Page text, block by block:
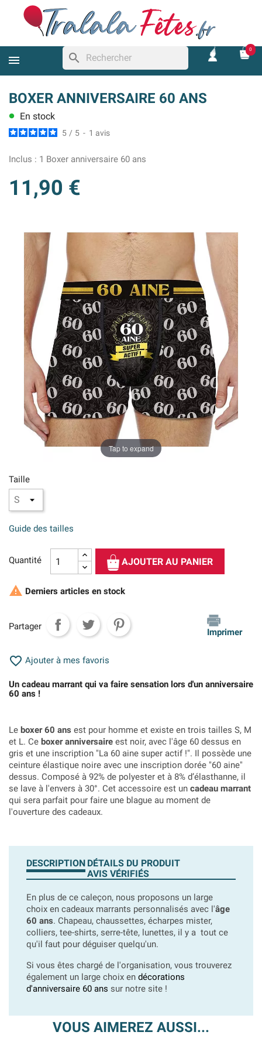
search
0
BOXER ANNIVERSAIRE 60 ANS
lens En stock
5 / 5 - 1 avis
Inclus : 1 Boxer anniversaire 60 ans
11,90 €
Tap to expand
Taille
Guide des tailles
Quantité AJOUTER AU PANIER
 Derniers articles en stock
Partager
Imprimer
 Ajouter à mes favoris
Un cadeau marrant qui va faire sensation lors d'un anniversaire
60 ans !
Le boxer 60 ans est pour homme et existe en trois tailles S, M
et L. Ce boxer anniversaire est noir, avec l'âge 60 dessus en
gris et une inscription "La 60 aine super actif !". Il possède une
ceinture élastique noire avec une inscription dorée "60 aine"
dessus. Composé à 92% de polyester et à 8% d’élasthanne, il
se lave à l'envers à 30°. Cet accessoire est un cadeau marrant
qui sera parfait pour faire une blague au moment de
l'ouverture des cadeaux.
DESCRIPTION DÉTAILS DU PRODUIT
AVIS VÉRIFIÉS
En plus de ce caleçon, nous proposons un large
choix en cadeaux marrants personnalisés avec l'âge
60 ans. Chapeau, chaussettes, écharpes mister,
colliers, tee-shirts, serre-tête, lunettes, il y a tout ce
qu'il faut pour déguiser quelqu'un.
Si vous êtes chargé de l'organisation, vous trouverez
également un large choix en décorations
d'anniversaire 60 ans sur notre site !
VOUS AIMEREZ AUSSI...